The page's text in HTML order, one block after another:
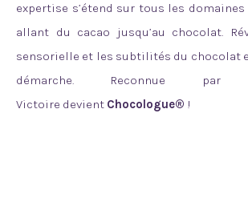
expertise s’étend sur tous les
allant du cacao jusqu’au chocolat.
sensorielle et les subtilités du chocolat
démarche. Reconnue
Victoire devient Chocologue® !